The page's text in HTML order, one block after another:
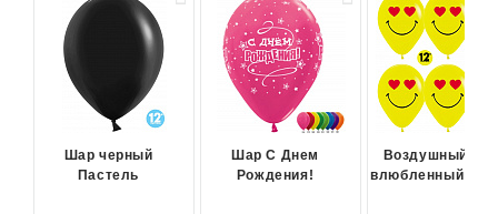
Шар черный
Пастель
Шар С Днем
Рождения!
Воздушный
влюбленный